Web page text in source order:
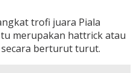
trofi juara Piala
merupakan hattrick atau
secara berturut turut.